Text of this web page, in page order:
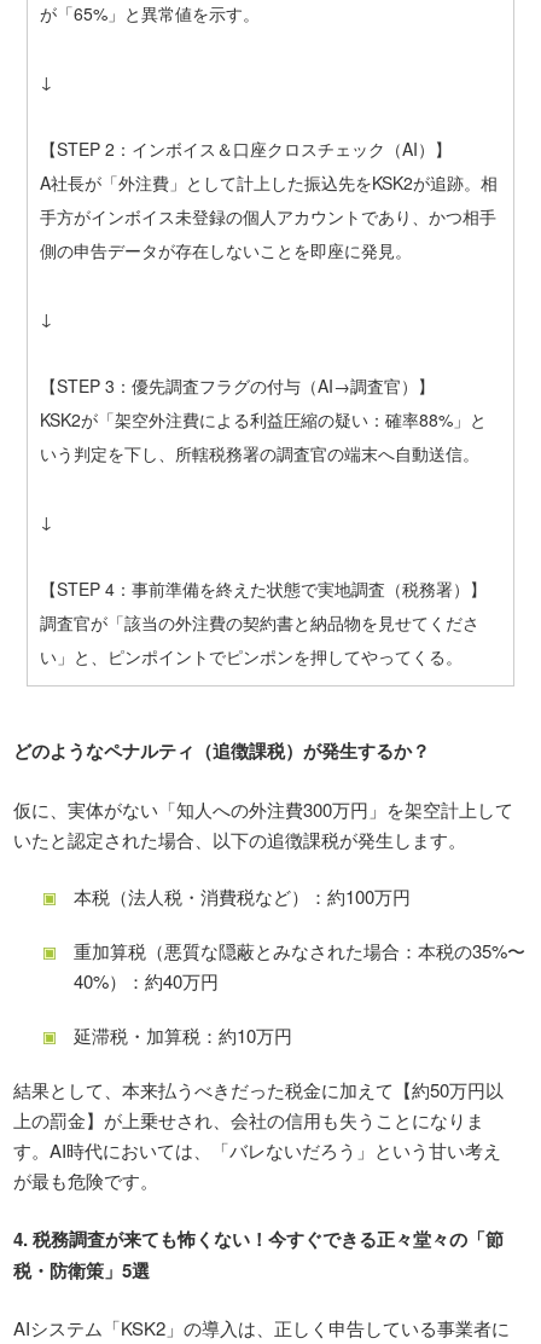
が「65%」と異常値を示す。
↓
【STEP 2：インボイス＆口座クロスチェック（AI）】
A社長が「外注費」として計上した振込先をKSK2が追跡。相
手方がインボイス未登録の個人アカウントであり、かつ相手
側の申告データが存在しないことを即座に発見。
↓
【STEP 3：優先調査フラグの付与（AI→調査官）】
KSK2が「架空外注費による利益圧縮の疑い：確率88%」と
いう判定を下し、所轄税務署の調査官の端末へ自動送信。
↓
【STEP 4：事前準備を終えた状態で実地調査（税務署）】
調査官が「該当の外注費の契約書と納品物を見せてくださ
い」と、ピンポイントでピンポンを押してやってくる。
どのようなペナルティ（追徴課税）が発生するか？
仮に、実体がない「知人への外注費300万円」を架空計上して
いたと認定された場合、以下の追徴課税が発生します。
本税（法人税・消費税など）：約100万円
重加算税（悪質な隠蔽とみなされた場合：本税の35%〜
40%）：約40万円
延滞税・加算税：約10万円
結果として、本来払うべきだった税金に加えて【約50万円以
上の罰金】が上乗せされ、会社の信用も失うことになりま
す。AI時代においては、「バレないだろう」という甘い考え
が最も危険です。
4.税務調査が来ても怖くない！今すぐできる正々堂々の「節
税・防衛策」5選
AIシステム「KSK2」の導入は、正しく申告している事業者に